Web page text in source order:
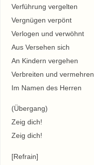
Verführung vergelten
Vergnügen verpönt
Verlogen und verwöhnt
Aus Versehen sich
An Kindern vergehen
Verbreiten und vermehren
Im Namen des Herren
(Übergang)
Zeig dich!
Zeig dich!
[Refrain]